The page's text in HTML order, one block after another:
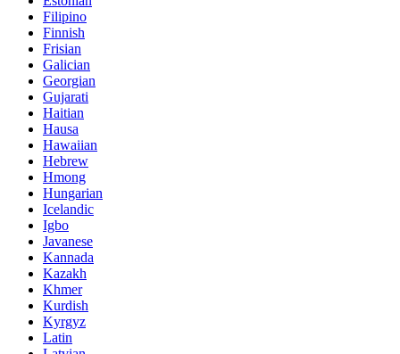
Filipino
Finnish
Frisian
Galician
Georgian
Gujarati
Haitian
Hausa
Hawaiian
Hebrew
Hmong
Hungarian
Icelandic
Igbo
Javanese
Kannada
Kazakh
Khmer
Kurdish
Kyrgyz
Latin